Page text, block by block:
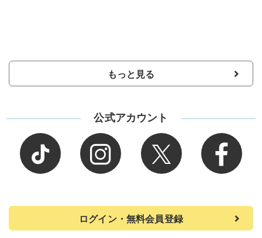
もっと見る
公式アカウント
ログイン・無料会員登録